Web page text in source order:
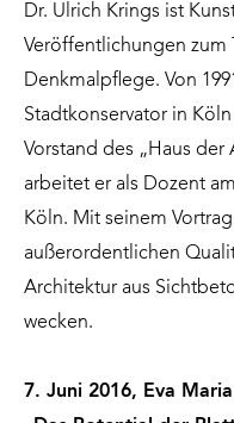
Dr. Ulrich Krings ist
Veröffentlichungen zum
Denkmalpflege. Von
Stadtkonservator in
Vorstand des „Haus
arbeitet er als Dozent
Köln. Mit seinem
außerordentlichen
Architektur aus
wecken.
7. Juni 2016, Eva